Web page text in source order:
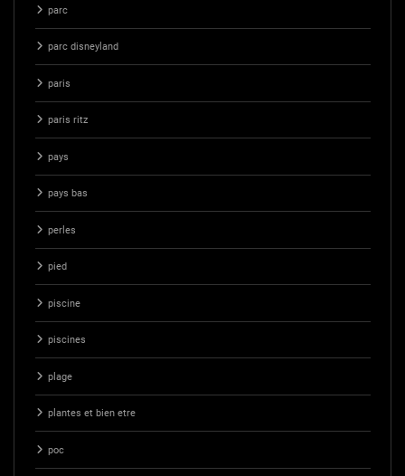
parc
parc disneyland
paris
paris ritz
pays
pays bas
perles
pied
piscine
piscines
plage
plantes et bien etre
poc